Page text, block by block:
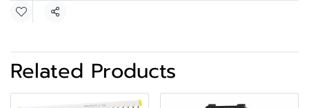
Share
Related Products